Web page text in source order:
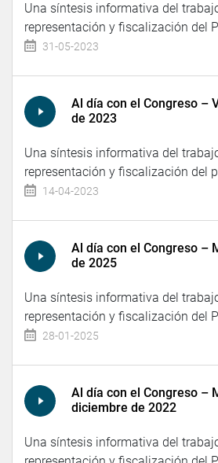
Una síntesis informativa del
representación y fiscalización del
31-05-2023
Al día con el Congreso –
de 2023
Una síntesis informativa del
representación y fiscalización del
14-04-2023
Al día con el Congreso –
de 2025
Una síntesis informativa del
representación y fiscalización del
28-01-2025
Al día con el Congreso –
diciembre de 2022
Una síntesis informativa del